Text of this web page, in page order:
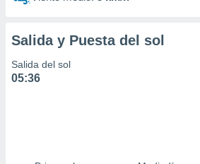
Salida y Puesta del sol
Salida del sol
05:36